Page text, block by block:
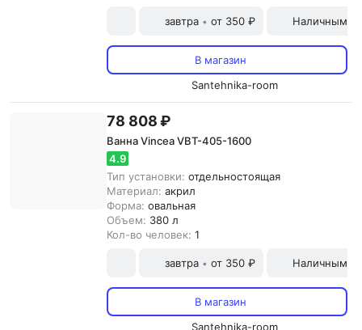
завтра • от 350 ₽ Наличными
В магазин
Santehnika-room
78 808 ₽
Ванна Vincea VBT-405-1600
4.9
Тип установки: отдельностоящая
Материал: акрил
Форма: овальная
Объем: 380 л
Кол-во человек: 1
завтра • от 350 ₽ Наличными
В магазин
Santehnika-room